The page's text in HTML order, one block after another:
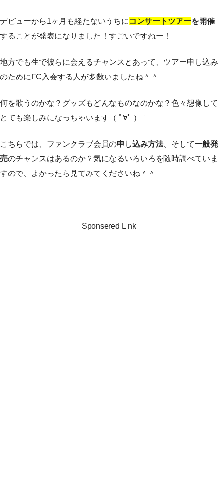
デビューから1ヶ月も経たないうちに コンサートツアーを開催
することが発表になりました！すごいですねー！
地方でも生で彼らに会えるチャンスとあって、ツアー申し込み
のためにFC入会する人が多数いましたね＾＾
何を歌うのかな？グッズもどんなものなのかな？色々想像して
とても楽しみになっちゃいます（ ﾟ∀ﾟ ）！
こちらでは、ファンクラブ会員の申し込み方法、そして一般発
売のチャンスはあるのか？気になるいろいろを随時調べていま
すので、よかったら見てみてくださいね＾＾
Sponsered Link